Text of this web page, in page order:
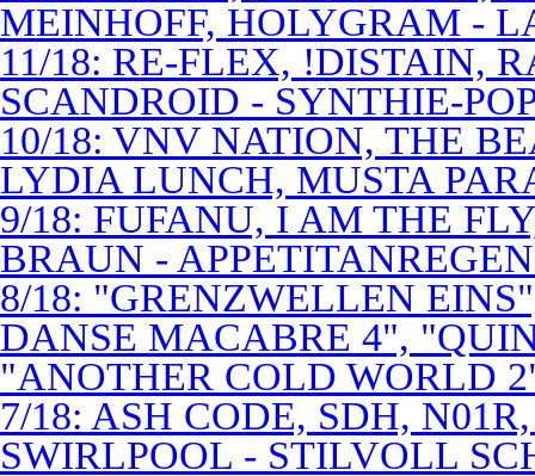
MEINHOFF, HOLYGRAM -
11/18: RE-FLEX, !DISTAIN,
SCANDROID - SYNTHIE-
10/18: VNV NATION, THE
LYDIA LUNCH, MUSTA
9/18: FUFANU, I AM THE
BRAUN -
8/18: "GRENZWELLEN
DANSE MACABRE 4",
"ANOTHER COLD WORLD
7/18: ASH CODE, SDH,
SWIRLPOOL - STILVOLL